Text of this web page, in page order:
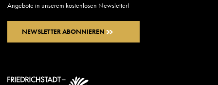
Angebote in unserem kostenlosen Newsletter!
NEWSLETTER ABONNIEREN